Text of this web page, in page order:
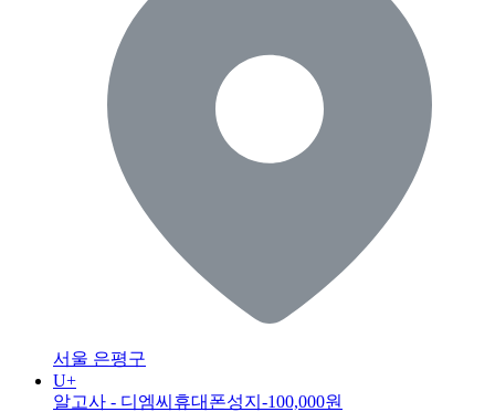
서울 은평구
U+
알고사 - 디엠씨휴대폰성지 -100,000원